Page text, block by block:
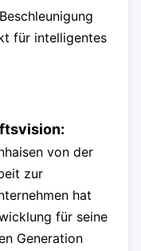
für intelligentes
von der
zur
hat
für seine
Generation